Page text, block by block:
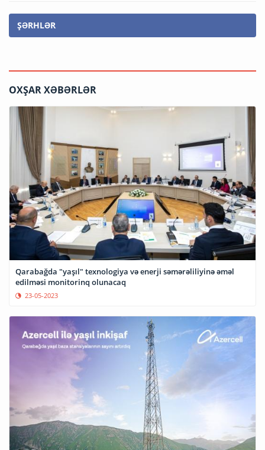
ŞƏRHLƏR
OXŞAR XƏBƏRLƏR
Qarabağda "yaşıl" texnologiya və enerji səmərəliliyinə əməl
edilməsi monitorinq olunacaq
23-05-2023